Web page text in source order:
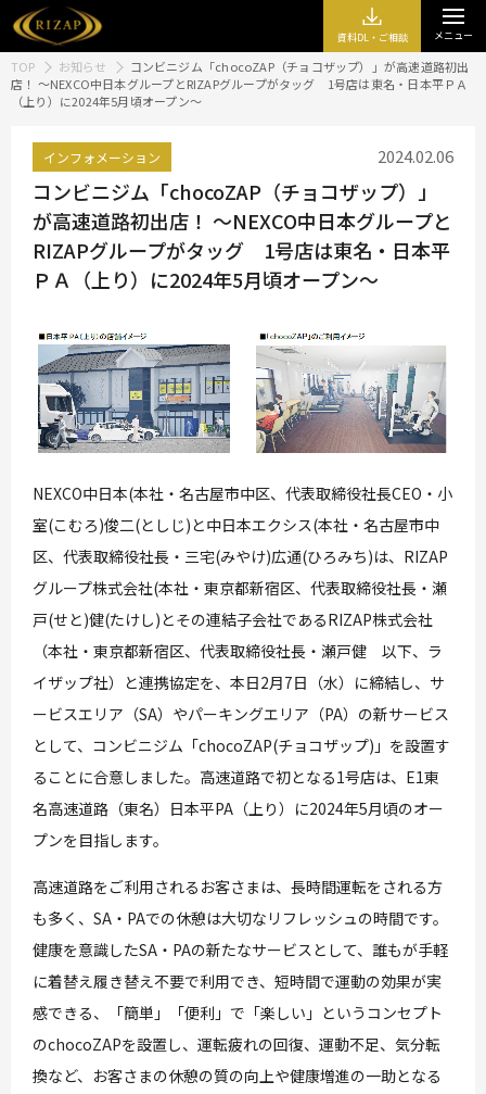
資料DL・ご相談 メニュー
TOP お知らせ
コンビニジム「chocoZAP（チョコザップ）」が高速道路初出
店！ ～NEXCO中日本グループとRIZAPグループがタッグ 1号店は東名・日本平ＰＡ
（上り）に2024年5月頃オープン～
インフォメーション 2024.02.06
コンビニジム「chocoZAP（チョコザップ）」
が高速道路初出店！ ～NEXCO中日本グループと
RIZAPグループがタッグ 1号店は東名・日本平
ＰＡ（上り）に2024年5月頃オープン～
NEXCO中日本(本社・名古屋市中区、代表取締役社長CEO・小
室(こむろ)俊二(としじ)と中日本エクシス(本社・名古屋市中
区、代表取締役社長・三宅(みやけ)広通(ひろみち)は、RIZAP
グループ株式会社(本社・東京都新宿区、代表取締役社長・瀬
戸(せと)健(たけし)とその連結子会社であるRIZAP株式会社
（本社・東京都新宿区、代表取締役社長・瀬戸健 以下、ラ
イザップ社）と連携協定を、本日2月7日（水）に締結し、サ
ービスエリア（SA）やパーキングエリア（PA）の新サービス
として、コンビニジム「chocoZAP(チョコザップ)」を設置す
ることに合意しました。高速道路で初となる1号店は、E1東
名高速道路（東名）日本平PA（上り）に2024年5月頃のオー
プンを目指します。
高速道路をご利用されるお客さまは、長時間運転をされる方
も多く、SA・PAでの休憩は大切なリフレッシュの時間です。
健康を意識したSA・PAの新たなサービスとして、誰もが手軽
に着替え履き替え不要で利用でき、短時間で運動の効果が実
感できる、「簡単」「便利」で「楽しい」というコンセプト
のchocoZAPを設置し、運転疲れの回復、運動不足、気分転
換など、お客さまの休憩の質の向上や健康増進の一助となる